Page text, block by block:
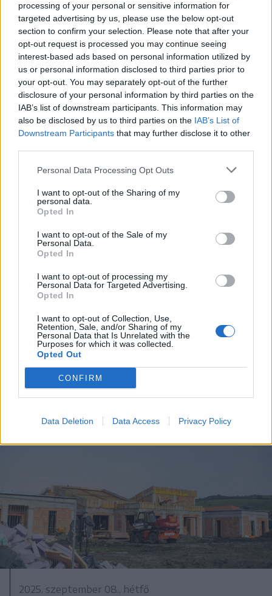
processing of your personal or sensitive information for
targeted advertising by us, please use the below opt-out
section to confirm your selection. Please note that after your
opt-out request is processed you may continue seeing
interest-based ads based on personal information utilized by
us or personal information disclosed to third parties prior to
your opt-out. You may separately opt-out of the further
disclosure of your personal information by third parties on the
IAB’s list of downstream participants. This information may
also be disclosed by us to third parties on the IAB’s List of
Downstream Participants that may further disclose it to other
Personal Data Processing Opt Outs
I want to opt-out of the Sharing of my
personal data.
Opted In
I want to opt-out of the Sale of my
Personal Data.
Opted In
I want to opt-out of processing my
Personal Data for Targeted Advertising.
Opted In
I want to opt-out of Collection, Use,
Retention, Sale, and/or Sharing of my
Personal Data that Is Unrelated with the
Purposes for which it was collected.
Opted Out
CONFIRM
Data Deletion Data Access Privacy Policy
Hamarosan befejezik a korondi
bölcsőde építését, ősztől már meg
is nyitnák
2025. november 04., kedd
Megbénította a forgalmat a
Kalonda-tetőn történt baleset –
frissítve
2025. szeptember 08., hétfő